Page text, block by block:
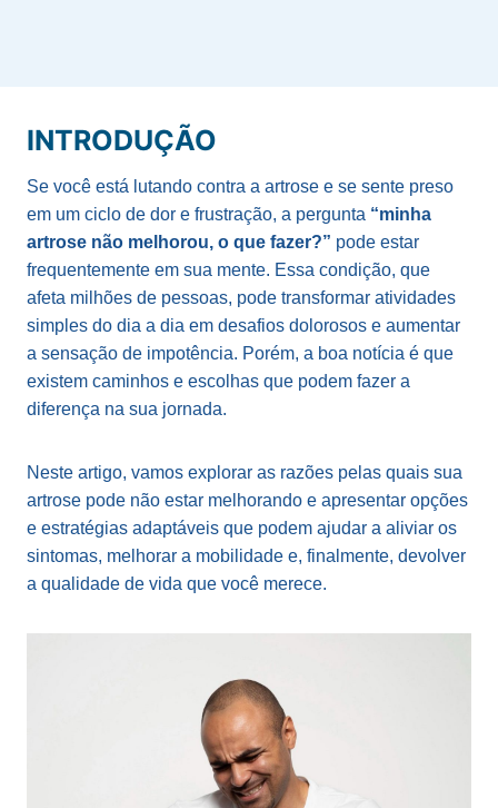
INTRODUÇÃO
Se você está lutando contra a artrose e se sente preso
em um ciclo de dor e frustração, a pergunta “minha
artrose não melhorou, o que fazer?” pode estar
frequentemente em sua mente. Essa condição, que
afeta milhões de pessoas, pode transformar atividades
simples do dia a dia em desafios dolorosos e aumentar
a sensação de impotência. Porém, a boa notícia é que
existem caminhos e escolhas que podem fazer a
diferença na sua jornada.
Neste artigo, vamos explorar as razões pelas quais sua
artrose pode não estar melhorando e apresentar opções
e estratégias adaptáveis ​​que podem ajudar a aliviar os
sintomas, melhorar a mobilidade e, finalmente, devolver
a qualidade de vida que você merece.